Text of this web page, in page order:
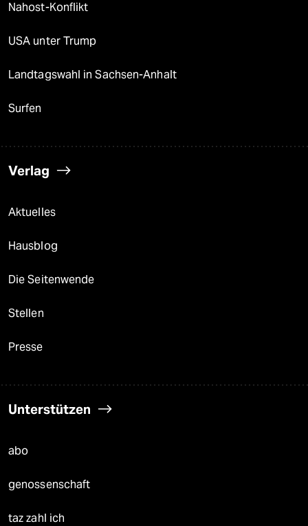
Nahost-Konflikt
USA unter Trump
Landtagswahl in Sachsen-Anhalt
Surfen
Verlag
Aktuelles
Hausblog
Die Seitenwende
Stellen
Presse
Unterstützen
abo
genossenschaft
taz zahl ich